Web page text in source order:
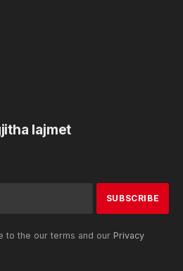
lajmet
to the our terms and our Privacy